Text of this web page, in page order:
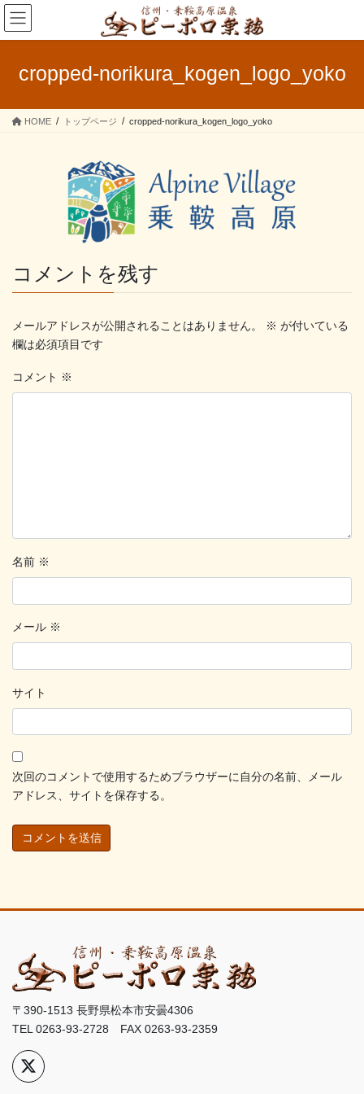
コ
ン
テ
ス
ナ
ビ
ゲ
ン
cropped-norikura_kogen_logo_yoko
HOME トップページ cropped-norikura_kogen_logo_yoko
コメントを残す
メールアドレスが公開されることはありません。 ※ が付いている
欄は必須項目です
コメント ※
名前 ※
メール ※
サイト
次回のコメントで使用するためブラウザーに自分の名前、メール
アドレス、サイトを保存する。
〒390-1513 長野県松本市安曇4306
TEL 0263-93-2728 FAX 0263-93-2359